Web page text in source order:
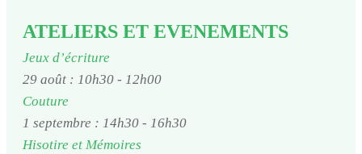
ATELIERS ET EVENEMENTS
Jeux d’écriture
29 août : 10h30 - 12h00
Couture
1 septembre : 14h30 - 16h30
Hisotire et Mémoires